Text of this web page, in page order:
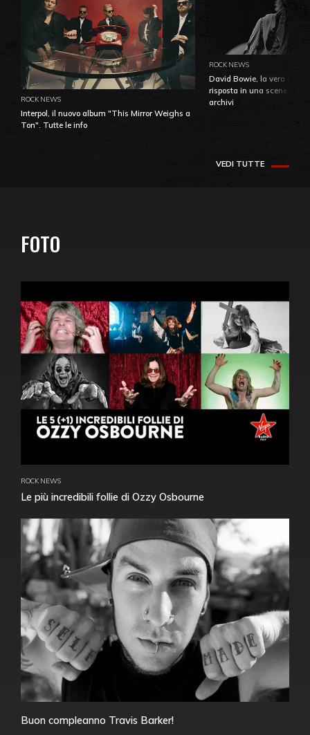
ROCK NEWS
Interpol, il nuovo album "This Mirror Weighs a
Ton". Tutte le info
ROCK NEWS
David Bowie, la vera
risposta in una
archivi
VEDI TUTTE
FOTO
ROCK NEWS
Le più incredibili follie di Ozzy Osbourne
Buon compleanno Travis Barker!